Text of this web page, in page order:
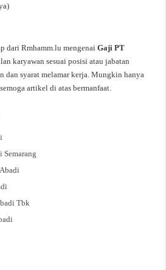
dari Rmhamm.lu mengenaiGaji PT
karyawan sesuai posisi atau jabatan
dan syarat melamar kerja. Mungkin hanya
artikel di atas bermanfaat.
Semarang
Tbk